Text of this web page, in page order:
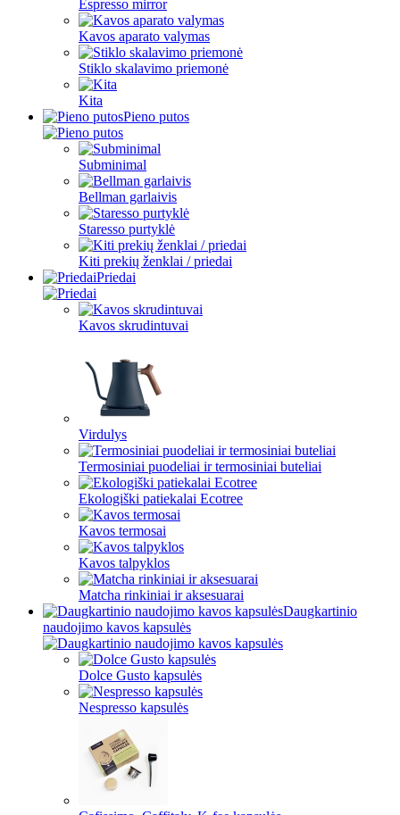
Espresso mirror
Kavos aparato valymas
Stiklo skalavimo priemonė
Kita
Pieno putos
Subminimal
Bellman garlaivis
Staresso purtyklė
Kiti prekių ženklai / priedai
Priedai
Kavos skrudintuvai
Virdulys
Termosiniai puodeliai ir termosiniai buteliai
Ekologiški patiekalai Ecotree
Kavos termosai
Kavos talpyklos
Matcha rinkiniai ir aksesuarai
Daugkartinio
naudojimo kavos kapsulės
Dolce Gusto kapsulės
Nespresso kapsulės